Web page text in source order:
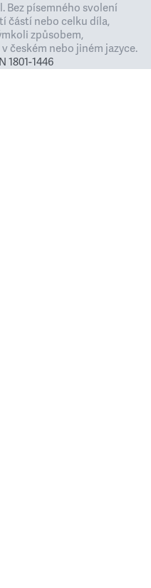
Bez písemného svolení
částí nebo celku díla,
způsobem,
českém nebo jiném jazyce.
1801-1446